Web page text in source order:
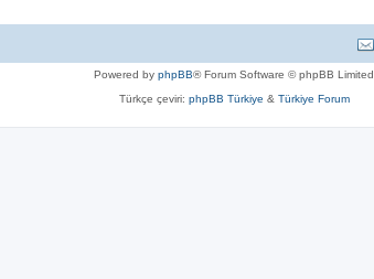
Powered by phpBB® Forum Software © phpBB Limited
Türkçe çeviri: phpBB Türkiye & Türkiye Forum